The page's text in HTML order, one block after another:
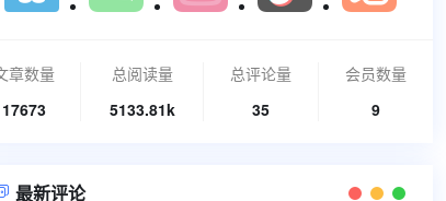
章数量
17673
总阅读量
5133.81k
总评论量
35
会员数量
9
最新评论